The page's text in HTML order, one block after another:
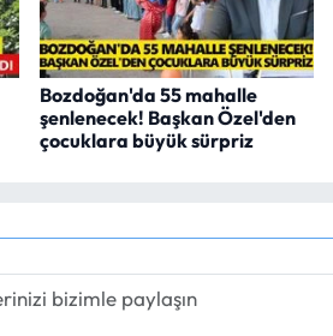
Bozdoğan'da 55 mahalle
şenlenecek! Başkan Özel'den
çocuklara büyük sürpriz